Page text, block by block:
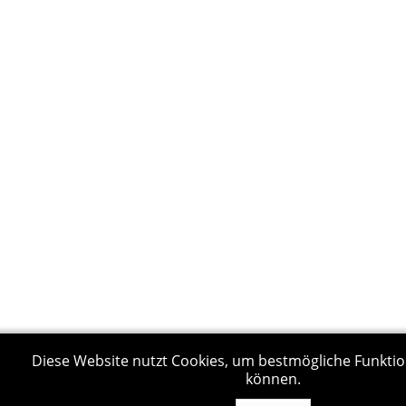
Diese Website nutzt Cookies, um bestmögliche
können.